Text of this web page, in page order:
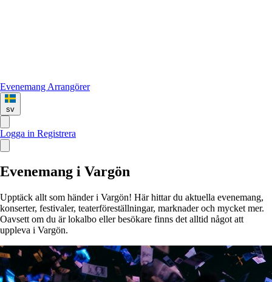
Evenemang Arrangörer
sv
Logga in Registrera
Evenemang i Vargön
Upptäck allt som händer i Vargön! Här hittar du aktuella evenemang,
konserter, festivaler, teaterföreställningar, marknader och mycket mer.
Oavsett om du är lokalbo eller besökare finns det alltid något att
uppleva i Vargön.